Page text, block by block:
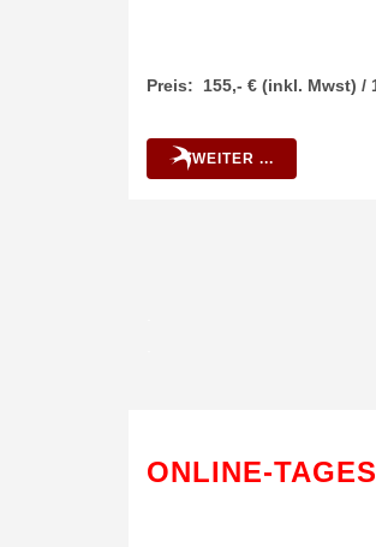
Preis: 155,- € (inkl. Mwst) /
WEITER ...
ONLINE-